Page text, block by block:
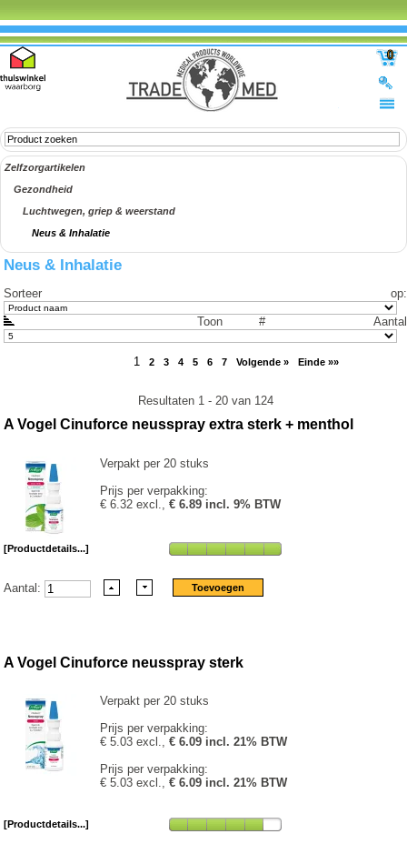
0
Zelfzorgartikelen
Gezondheid
Luchtwegen, griep & weerstand
Neus & Inhalatie
Neus & Inhalatie
Sorteer op:
Toon # Aantal
1 2 3 4 5 6 7 Volgende » Einde »»
Resultaten 1 - 20 van 124
A Vogel Cinuforce neusspray extra sterk + menthol
Verpakt per 20 stuks
Prijs per verpakking:
€ 6.32 excl.,€ 6.89 incl. 9% BTW
[Productdetails...]
Aantal:
A Vogel Cinuforce neusspray sterk
Verpakt per 20 stuks
Prijs per verpakking:
€ 5.03 excl.,€ 6.09 incl. 21% BTW
Prijs per verpakking:
€ 5.03 excl.,€ 6.09 incl. 21% BTW
[Productdetails...]